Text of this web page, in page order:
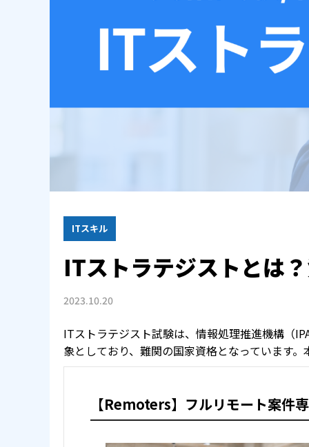
ITスキル
ITストラテジストとは
2023.10.20
ITストラテジスト試験は、情報処理推進機構（
象としており、難関の国家資格となっています
【Remoters】フルリモート案件